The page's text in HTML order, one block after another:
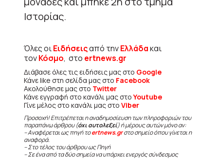
Ιστορίας.
Όλες οιΕιδήσειςαπό τηνΕλλάδακαι
τονΚόσμο, στο ertnews.gr
Διάβασε όλες τις ειδήσεις μας στο Google
Κάνε like στη σελίδα μας στο Facebook
Ακολούθησε μας στο Twitter
Κάνε εγγραφή στο κανάλι μας στοYoutube
Γίνε μέλος στο κανάλι μας στο Viber
Προσοχή! Επιτρέπεται η αναδημοσίευση των πληροφοριών του
παραπάνω άρθρου (όχι αυτολεξεί) ή μέρους αυτών μόνο αν:
– Αναφέρεται ως πηγή τοertnews.grστο σημείο όπου γίνεται η
αναφορά.
– Στο τέλος του άρθρου ως Πηγή
– Σε ένα από τα δύο σημεία να υπάρχει ενεργός σύνδεσμος